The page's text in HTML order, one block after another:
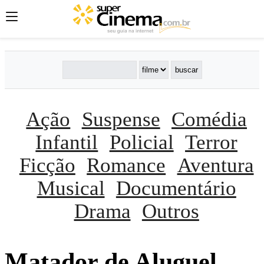
Ação Suspense Comédia
Infantil
Policial Terror
Ficção Romance Aventura
Musical
Documentário
Drama Outros